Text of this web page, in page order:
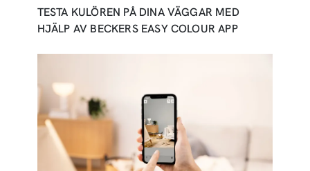
TESTA KULÖREN PÅ DINA VÄGGAR MED
HJÄLP AV BECKERS EASY COLOUR APP